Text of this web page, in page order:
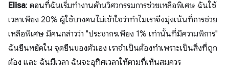
Elisa: ตอนที่ฉันเริ่มทำงานด้านวิศวกรรมการช่วยเหลือพิเศษ ฉันใช้
เวลาเพียง 20% ผู้ใช้บางคนไม่เข้าใจว่าทำไมเราจึงมุ่งเน้นที่การช่วย
เหลือพิเศษ มีคนกล่าวว่า "ประชากรเพียง 1% เท่านั้นที่มีความพิการ"
ฉันยืนหยัดใน จุดยืนของตัวเอง เราจำเป็นต้องทำเพราะเป็นสิ่งที่ถูก
ต้อง และ ฉันมีเวลา ฉันจะอุทิศเวลาให้ตามที่เห็นสมควร